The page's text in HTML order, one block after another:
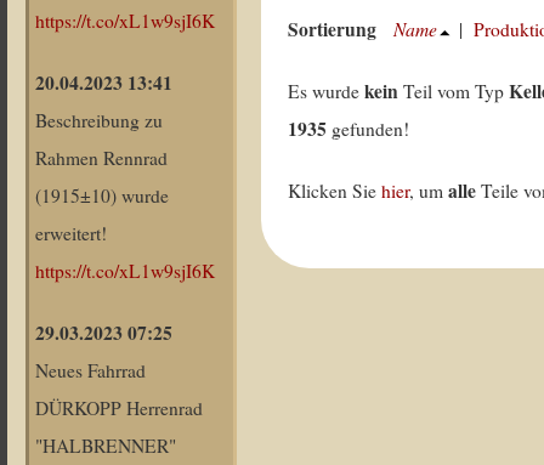
https://t.co/xL1w9sjI6K
20.04.2023 13:41
Beschreibung zu
Rahmen Rennrad
(1915±10) wurde
erweitert!
https://t.co/xL1w9sjI6K
29.03.2023 07:25
Neues Fahrrad
DÜRKOPP Herrenrad
"HALBRENNER"
Sortierung Name |
Es wurdekein Teil vom Typ
1935 gefunden!
Klicken Siehier, umalle Teile